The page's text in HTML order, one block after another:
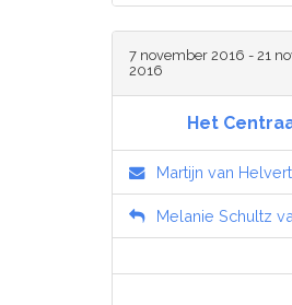
7 november 2016 - 21
2016
Het
Martijn van Helvert
Melanie Schultz